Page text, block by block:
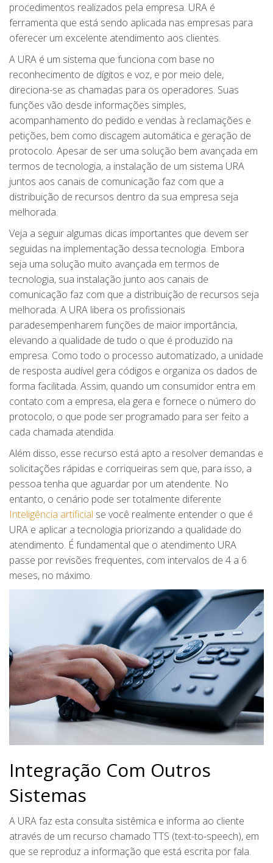
procedimentos realizados pela empresa. URA é
ferramenta que está sendo aplicada nas empresas para
oferecer um excelente atendimento aos clientes.
A URA é um sistema que funciona com base no
reconhecimento de dígitos e voz, e por meio dele,
direciona-se as chamadas para os operadores. Suas
funções vão desde informações simples,
acompanhamento do pedido e vendas à reclamações e
petições, bem como discagem automática e geração de
protocolo. Apesar de ser uma solução bem avançada em
termos de tecnologia, a instalação de um sistema URA
juntos aos canais de comunicação faz com que a
distribuição de recursos dentro da sua empresa seja
melhorada.
Veja a seguir algumas dicas importantes que devem ser
seguidas na implementação dessa tecnologia. Embora
seja uma solução muito avançada em termos de
tecnologia, sua instalação junto aos canais de
comunicação faz com que a distribuição de recursos seja
melhorada. A URA libera os profissionais
paradesempenharem funções de maior importância,
elevando a qualidade de tudo o que é produzido na
empresa. Como todo o processo automatizado, a unidade
de resposta audível gera códigos e organiza os dados de
forma facilitada. Assim, quando um consumidor entra em
contato com a empresa, ela gera e fornece o número do
protocolo, o que pode ser programado para ser feito a
cada chamada atendida.
Além disso, esse recurso está apto a resolver demandas e
solicitações rápidas e corriqueiras sem que, para isso, a
pessoa tenha que aguardar por um atendente. No
entanto, o cenário pode ser totalmente diferente
Inteligência artificial se você realmente entender o que é
URA e aplicar a tecnologia priorizando a qualidade do
atendimento. É fundamental que o atendimento URA
passe por revisões frequentes, com intervalos de 4 a 6
meses, no máximo.
Integração Com Outros
Sistemas
A URA faz esta consulta sistêmica e informa ao cliente
através de um recurso chamado TTS (text-to-speech), em
que se reproduz a informação que está escrita por fala.